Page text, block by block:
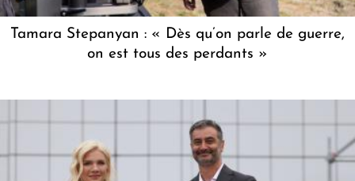
Tamara Stepanyan : « Dès qu’on parle de guerre,
on est tous des perdants »